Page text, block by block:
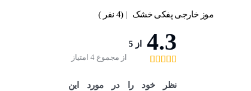
موز خارجی پفکی خشک | (4 نفر )
4.3
از 5
از مجموع 4 امتیاز
نظر خود را در مورد این